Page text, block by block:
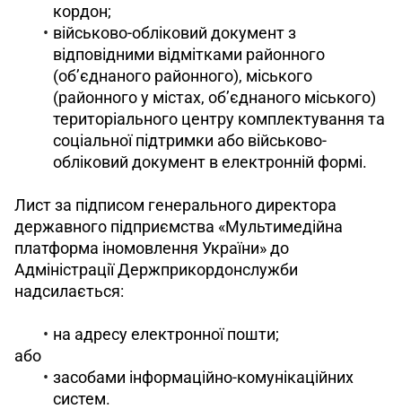
кордон;
військово-обліковий документ з
відповідними відмітками районного
(об’єднаного районного), міського
(районного у містах, об’єднаного міського)
територіального центру комплектування та
соціальної підтримки або військово-
обліковий документ в електронній формі.
Лист за підписом генерального директора
державного підприємства «Мультимедійна
платформа іномовлення України» до
Адміністрації Держприкордонслужби
надсилається:
на адресу електронної пошти;
або
засобами інформаційно-комунікаційних
систем.